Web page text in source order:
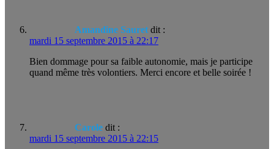
Amandine Sauret dit :
mardi 15 septembre 2015 à 22:17
Bien dommage pour sa faible autonomie, mais je participe
quand même très volontiers. Merci encore et belle soirée !
Carole dit :
mardi 15 septembre 2015 à 22:15